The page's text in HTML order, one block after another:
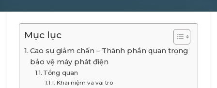
Mục lục
Cao su giảm chấn – Thành phần quan trọng
bảo vệ máy phát điện
Tổng quan
Khái niệm và vai trò